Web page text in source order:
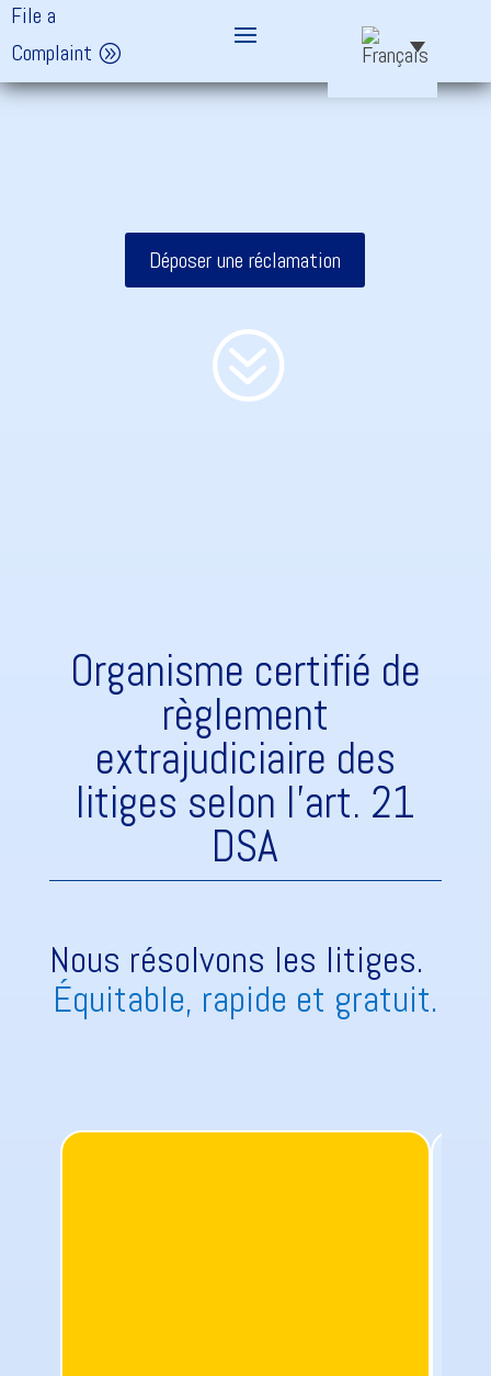
File a
Complaint
Déposer une réclamation
?
Organisme certifié de
règlement
extrajudiciaire des
litiges selon l'art. 21
DSA
Nous résolvons les litiges.
Équitable, rapide et gratuit.